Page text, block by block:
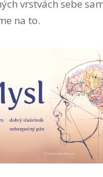
vrstvách sebe
na to.